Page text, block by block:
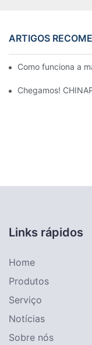
ARTIGOS
Como funciona a
Chegamos!
Links rápidos
Home
Produtos
Serviço
Notícias
Sobre nós